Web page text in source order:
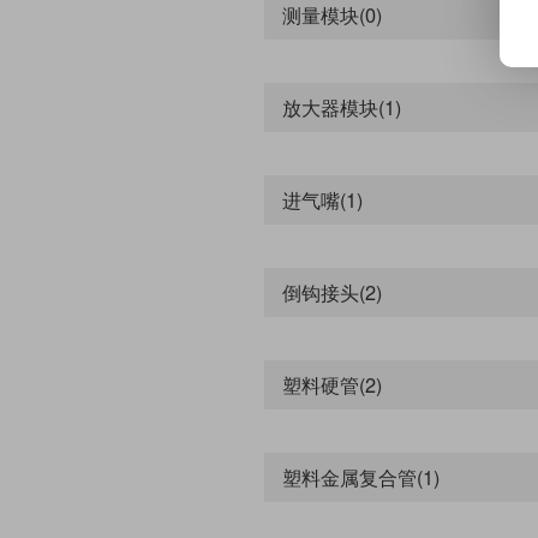
测量模块(0)
放大器模块(1)
进气嘴(1)
倒钩接头(2)
塑料硬管(2)
塑料金属复合管(1)